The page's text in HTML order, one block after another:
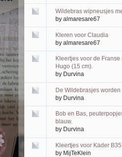
Wildebras wipneusjes
by almaresare67
Kleren voor Claudia
by almaresare67
Kleertjes voor de
Hugo (15 cm).
by Durvina
De Wildebrasjes
by Durvina
Bob en Bas,
blauw.
by Durvina
Kleertjes voor Kader
by MijTeKlein